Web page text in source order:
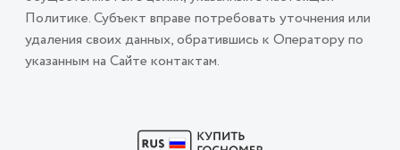
Политике. Субъект вправе потребовать уточнения или
удаления своих данных, обратившись к Оператору по
указанным на Сайте контактам.